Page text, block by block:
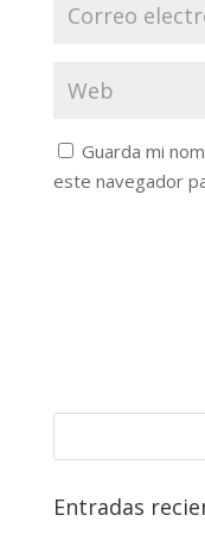
Guarda mi
este navegador
Entradas